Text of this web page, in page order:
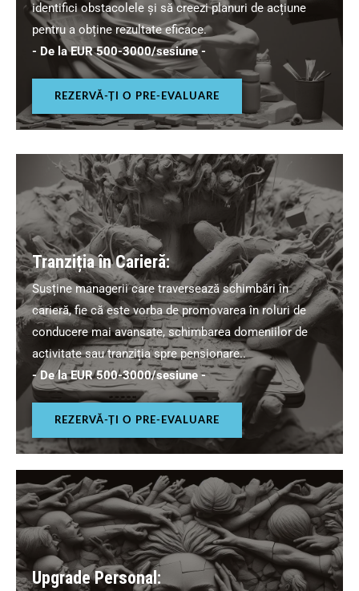
identifici obstacolele și să creezi planuri de acțiune
pentru a obține rezultate eficace.
- De la EUR 500-3000/sesiune -
REZERVĂ-ȚI O PRE-EVALUARE
Tranziția în Carieră:
Susține managerii care traversează schimbări în
carieră, fie că este vorba de promovarea în roluri de
conducere mai avansate, schimbarea domeniilor de
activitate sau tranziția spre pensionare..
- De la EUR 500-3000/sesiune -
REZERVĂ-ȚI O PRE-EVALUARE
Upgrade Personal: